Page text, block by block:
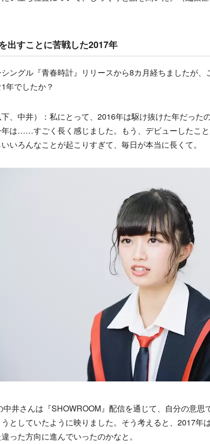
出すことに苦戦した2017年
ングル『青春時計』リリースから8カ月経ちましたが、
年でしたか？
、中井）：私にとって、2016年は駆け抜けた年だった
は……すごく長く感じました。もう、デビューしたこ
いろんなことが起こりすぎて、毎日が本当に長くて。
中井さんは『SHOWROOM』配信を通じて、自分の意思
としていたように映りました。そう考えると、2017年
った方向に進んでいったのかなと。